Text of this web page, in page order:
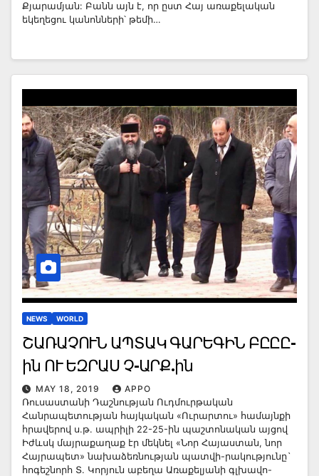
Քյարամյան: Բանն այն է, որ ըստ Հայ առաքելական
եկեղեցու կանոնների՝ թեմի…
NEWS WORLD
ՇԱՌԱՉՈՒՆ ԱՊՏԱԿ ԳԱՐԵԳԻՆ ԲԸԸԸ-
ին ՈՒ ԵԶՐԱՍ Չ-ԱՐՔ.ին
MAY 18, 2019
APPO
Ռուսաստանի Դաշնության Ուդմուրթական
Հանրապետության հայկական «Ուրարտու» համայնքի
հրավերով ս.թ. ապրիլի 22-25-ին պաշտոնական այցով
Իժևսկ մայրաքաղաք էր մեկնել «Նոր Հայաստան, նոր
Հայրապետ» նախաձեռնության պատվի-րակությունը`
հոգեշնորհ Տ. Կորյուն աբեղա Առաքելյանի գլխավո-